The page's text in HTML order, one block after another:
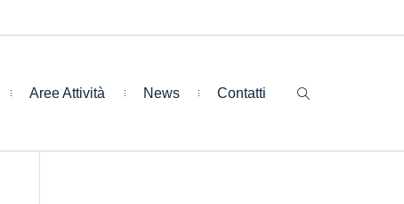
Aree Attività News Contatti